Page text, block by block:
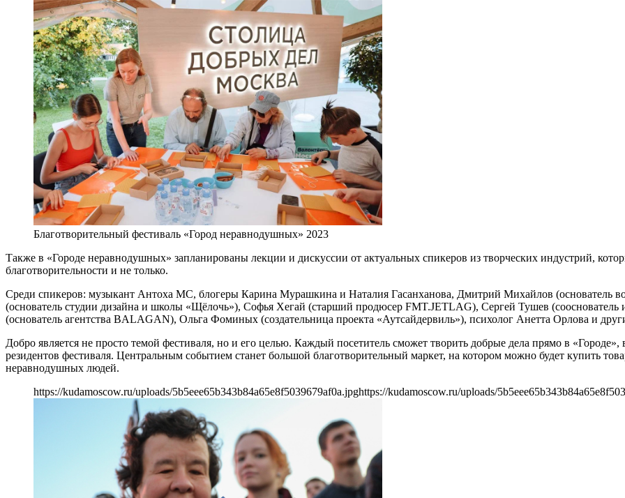
Благотворительный фестиваль «Город неравнодушных» 2023
Также в «Городе неравнодушных» запланированы лекции и дискуссии от актуальных спикеров из творческих индустрий,
благотворительности и не только.
Среди спикеров: музыкант Антоха MC, блогеры Карина Мурашкина и Наталия Гасанханова, Дмитрий Михайлов (основатель
(основатель студии дизайна и школы «Щёлочь»), Софья Хегай (старший продюсер FMT.JETLAG), Сергей Тушев (сооснователь
(основатель агентства BALAGAN), Ольга Фоминых (создательница проекта «Аутсайдервиль»), психолог Анетта Орлова и
Добро является не просто темой фестиваля, но и его целью. Каждый посетитель сможет творить добрые дела прямо в
резидентов фестиваля. Центральным событием станет большой благотворительный маркет, на котором можно будет купить
неравнодушных людей.
https://kudamoscow.ru/uploads/5b5eee65b343b84a65e8f5039679af0a.jpghttps://kudamoscow.ru/uploads/